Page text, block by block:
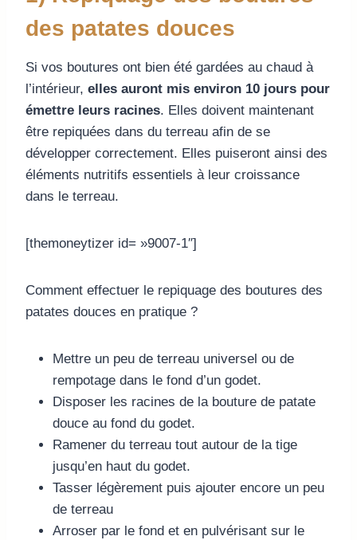
des patates douces
Si vos boutures ont bien été gardées au chaud à
l’intérieur, elles auront mis environ 10 jours pour
émettre leurs racines. Elles doivent maintenant
être repiquées dans du terreau afin de se
développer correctement. Elles puiseront ainsi des
éléments nutritifs essentiels à leur croissance
dans le terreau.
[themoneytizer id= »9007-1″]
Comment effectuer le repiquage des boutures des
patates douces en pratique ?
Mettre un peu de terreau universel ou de
rempotage dans le fond d’un godet.
Disposer les racines de la bouture de patate
douce au fond du godet.
Ramener du terreau tout autour de la tige
jusqu’en haut du godet.
Tasser légèrement puis ajouter encore un peu
de terreau
Arroser par le fond et en pulvérisant sur le